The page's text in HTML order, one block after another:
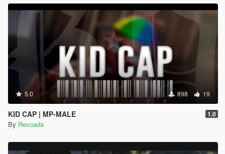
5.0 898 19
KID CAP | MP-MALE 1.0
By Revoada